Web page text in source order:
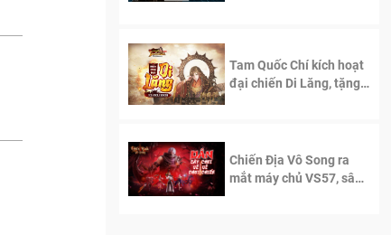
Tam Quốc Chí kích hoạt
đại chiến Di Lăng, tặng
Chiến Địa Vô Song ra
mắt máy chủ VS57, sân